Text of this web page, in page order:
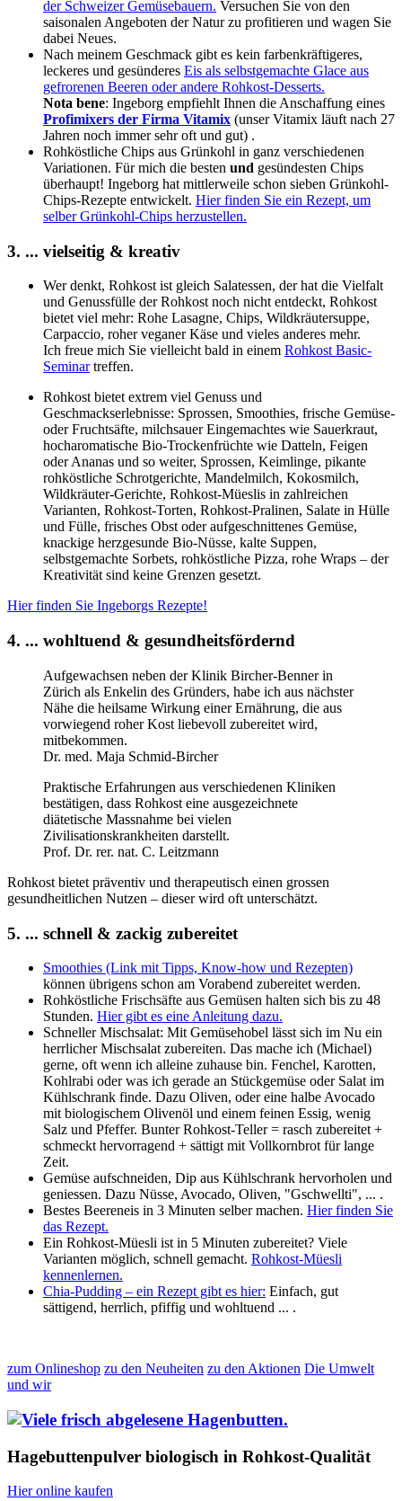
der Schweizer Gemüsebauern. Versuchen Sie von den
saisonalen Angeboten der Natur zu profitieren und wagen Sie
dabei Neues.
Nach meinem Geschmack gibt es kein farbenkräftigeres,
leckeres und gesünderes Eis als selbstgemachte Glace aus
gefrorenen Beeren oder andere Rohkost-Desserts.
Nota bene: Ingeborg empfiehlt Ihnen die Anschaffung eines
Profimixers der Firma Vitamix (unser Vitamix läuft nach 27
Jahren noch immer sehr oft und gut) .
Rohköstliche Chips aus Grünkohl in ganz verschiedenen
Variationen. Für mich die besten und gesündesten Chips
überhaupt! Ingeborg hat mittlerweile schon sieben Grünkohl-
Chips-Rezepte entwickelt. Hier finden Sie ein Rezept, um
selber Grünkohl-Chips herzustellen.
3. ... vielseitig & kreativ
Wer denkt, Rohkost ist gleich Salatessen, der hat die Vielfalt
und Genussfülle der Rohkost noch nicht entdeckt, Rohkost
bietet viel mehr: Rohe Lasagne, Chips, Wildkräutersuppe,
Carpaccio, roher veganer Käse und vieles anderes mehr.
Ich freue mich Sie vielleicht bald in einem Rohkost Basic-
Seminartreffen.
Rohkost bietet extrem viel Genuss und
Geschmackserlebnisse: Sprossen, Smoothies, frische Gemüse-
oder Fruchtsäfte, milchsauer Eingemachtes wie Sauerkraut,
hocharomatische Bio-Trockenfrüchte wie Datteln, Feigen
oder Ananas und so weiter, Sprossen, Keimlinge, pikante
rohköstliche Schrotgerichte, Mandelmilch, Kokosmilch,
Wildkräuter-Gerichte, Rohkost-Müeslis in zahlreichen
Varianten, Rohkost-Torten, Rohkost-Pralinen, Salate in Hülle
und Fülle, frisches Obst oder aufgeschnittenes Gemüse,
knackige herzgesunde Bio-Nüsse, kalte Suppen,
selbstgemachte Sorbets, rohköstliche Pizza, rohe Wraps – der
Kreativität sind keine Grenzen gesetzt.
Hier finden Sie Ingeborgs Rezepte!
4. ... wohltuend & gesundheitsfördernd
Aufgewachsen neben der Klinik Bircher-Benner in
Zürich als Enkelin des Gründers, habe ich aus nächster
Nähe die heilsame Wirkung einer Ernährung, die aus
vorwiegend roher Kost liebevoll zubereitet wird,
mitbekommen.
Dr. med. Maja Schmid-Bircher
Praktische Erfahrungen aus verschiedenen Kliniken
bestätigen, dass Rohkost eine ausgezeichnete
diätetische Massnahme bei vielen
Zivilisationskrankheiten darstellt.
Prof. Dr. rer. nat. C. Leitzmann
Rohkost bietet präventiv und therapeutisch einen grossen
gesundheitlichen Nutzen – dieser wird oft unterschätzt.
5. ... schnell & zackig zubereitet
Smoothies (Link mit Tipps, Know-how und Rezepten)
können übrigens schon am Vorabend zubereitet werden.
Rohköstliche Frischsäfte aus Gemüsen halten sich bis zu 48
Stunden. Hier gibt es eine Anleitung dazu.
Schneller Mischsalat: Mit Gemüsehobel lässt sich im Nu ein
herrlicher Mischsalat zubereiten. Das mache ich (Michael)
gerne, oft wenn ich alleine zuhause bin. Fenchel, Karotten,
Kohlrabi oder was ich gerade an Stückgemüse oder Salat im
Kühlschrank finde. Dazu Oliven, oder eine halbe Avocado
mit biologischem Olivenöl und einem feinen Essig, wenig
Salz und Pfeffer. Bunter Rohkost-Teller = rasch zubereitet +
schmeckt hervorragend + sättigt mit Vollkornbrot für lange
Zeit.
Gemüse aufschneiden, Dip aus Kühlschrank hervorholen und
geniessen. Dazu Nüsse, Avocado, Oliven, "Gschwellti", ... .
Bestes Beereneis in 3 Minuten selber machen. Hier finden Sie
das Rezept.
Ein Rohkost-Müesli ist in 5 Minuten zubereitet? Viele
Varianten möglich, schnell gemacht. Rohkost-Müesli
kennenlernen.
Chia-Pudding – ein Rezept gibt es hier: Einfach, gut
sättigend, herrlich, pfiffig und wohltuend ... .
zum Onlineshop zu den Neuheiten zu den Aktionen Die Umwelt
und wir
Hagebuttenpulver biologisch in Rohkost-Qualität
Hier online kaufen